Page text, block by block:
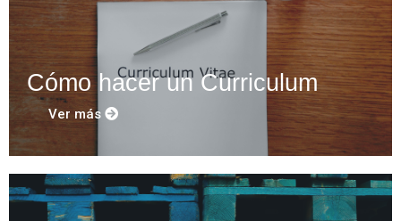
Cómo hacer un Curriculum
Ver más